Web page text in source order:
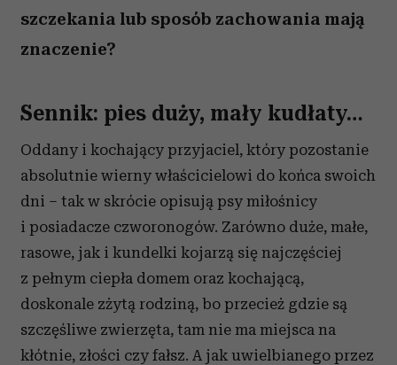
szczekania lub sposób zachowania mają
znaczenie?
Sennik: pies duży, mały kudłaty…
Oddany i kochający przyjaciel, który pozostanie
absolutnie wierny właścicielowi do końca swoich
dni – tak w skrócie opisują psy miłośnicy
i posiadacze czworonogów. Zarówno duże, małe,
rasowe, jak i kundelki kojarzą się najczęściej
z pełnym ciepła domem oraz kochającą,
doskonale zżytą rodziną, bo przecież gdzie są
szczęśliwe zwierzęta, tam nie ma miejsca na
kłótnie, złości czy fałsz. A jak uwielbianego przez